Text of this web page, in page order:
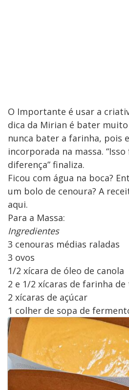
O Importante é usar a
dica da Mirian é bater
nunca bater a farinha, pois
incorporada na massa.
diferença” finaliza.
Ficou com água na boca?
um bolo de cenoura? A
aqui.
Para a Massa:
Ingredientes
3 cenouras médias raladas
3 ovos
1/2 xícara de óleo de canola
2 e 1/2 xícaras de farinha
2 xícaras de açúcar
1 colher de sopa de